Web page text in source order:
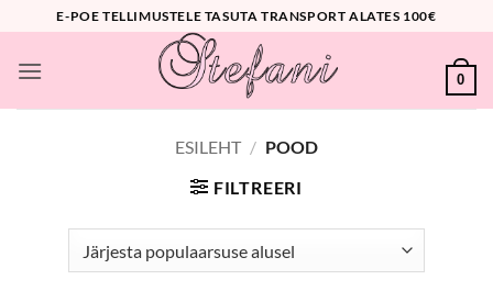
content
E-POE TELLIMUSTELE TASUTA TRANSPORT ALATES 100€
0
ESILEHT / POOD
FILTREERI